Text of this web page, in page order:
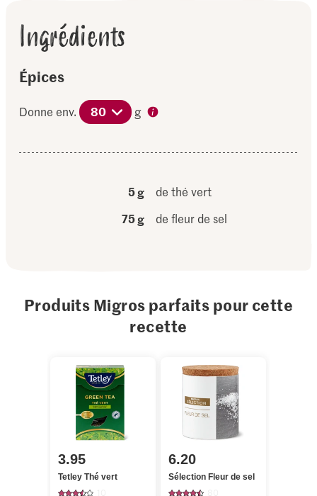
Ingrédients
Épices
Donne env. 80 g
5 g
de thé vert
75 g
de fleur de sel
Produits Migros parfaits pour cette
recette
3.95
Tetley Thé vert
6.20
Sélection Fleur de sel